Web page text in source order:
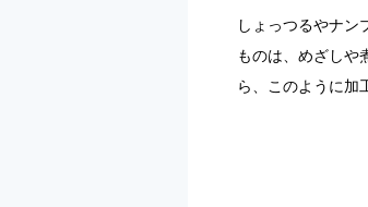
しょっつるやナン
ものは、めざしや
ら、このように加